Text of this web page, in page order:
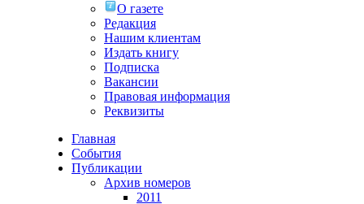
О газете
Редакция
Нашим клиентам
Издать книгу
Подписка
Вакансии
Правовая информация
Реквизиты
Главная
События
Публикации
Архив номеров
2011